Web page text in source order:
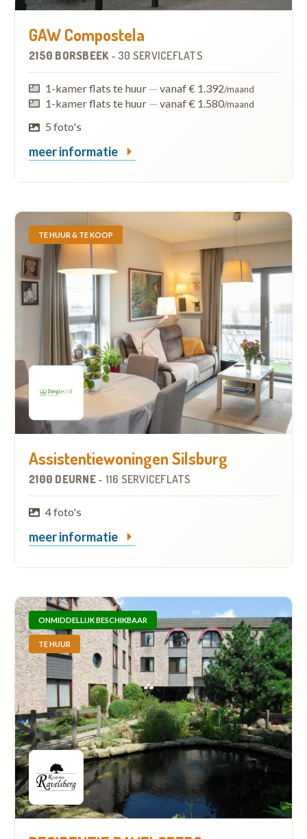
GAW Compostela
2150 BORSBEEK - 30 SERVICEFLATS
1-kamer flats te huur — vanaf € 1.392/maand
1-kamer flats te huur — vanaf € 1.580/maand
5 foto's
meer informatie
TE HUUR & TE KOOP
Assistentiewoningen Silsburg
2100 DEURNE - 116 SERVICEFLATS
4 foto's
meer informatie
ONMIDDELLIJK BESCHIKBAAR
TE HUUR